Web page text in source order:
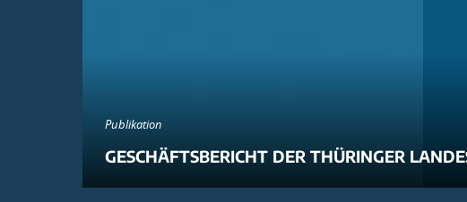
Publikation
GESCHÄFTSBERICHT DER THÜRINGER